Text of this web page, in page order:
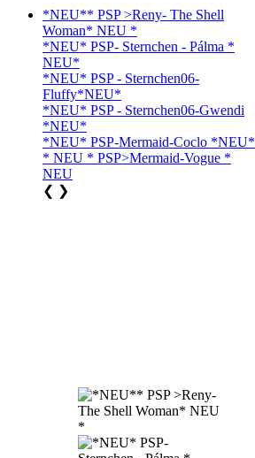
*NEU** PSP >Reny- The Shell
Woman* NEU *
*NEU* PSP- Sternchen - Pálma *
NEU*
*NEU* PSP - Sternchen06-
Fluffy*NEU*
*NEU* PSP - Sternchen06-Gwendi
*NEU*
*NEU* PSP-Mermaid-Coclo *NEU*
* NEU * PSP>Mermaid-Vogue *
NEU
❮ ❯